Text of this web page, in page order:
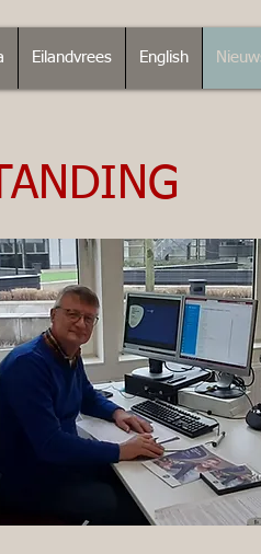
Eilandvrees English